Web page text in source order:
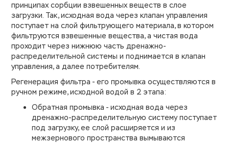
принципах сорбции взвешенных веществ в слое
загрузки. Так, исходная вода через клапан управления
поступает на слой фильтрующего материала, в котором
фильтруются взвешенные вещества, а чистая вода
проходит через нижнюю часть дренажно-
распределительной системы и поднимается в клапан
управления, а далее потребителям.
Регенерация фильтра - его промывка осуществляются в
ручном режиме, исходной водой в 2 этапа:
Обратная промывка - исходная вода через
дренажно-распределительную систему поступает
под загрузку, ее слой расширяется и из
межзернового пространства вымываются